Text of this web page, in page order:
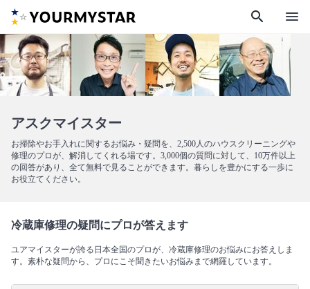
search menu
アスクマイスター
お掃除やお手入れに関するお悩み・疑問を、2,500人のハウスクリーニングや
修理のプロが、解消してくれる場です。3,000個の質問に対して、10万件以上
の回答があり、全て無料で見ることができます。暮らしを豊かにする一歩に
お役立てください。
冷蔵庫修理の疑問にプロが答えます
ユアマイスターが誇る日本全国のプロが、冷蔵庫修理のお悩みにお答えしま
す。素朴な疑問から、プロにこそ聞きたいお悩みまで網羅しています。